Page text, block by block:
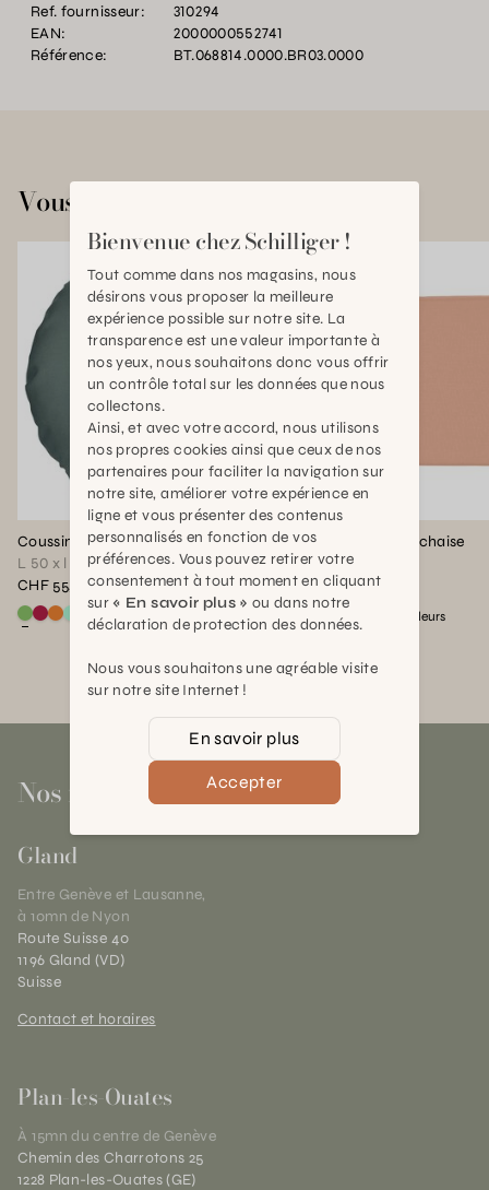
Ref. fournisseur:
310294
EAN:
2000000552741
Référence:
BT.068814.0000.BR03.0000
Vous aimerez aussi
Coussin Color Mix Rond
L 50 x l 50 x Diam : 50
CHF 55,00
Voir ce produit en couleur : Vert safari
Voir ce produit en couleur : Lie de vin
Voir ce produit en couleur : Abricot
Voir ce produit en couleur : Mint
couleurs
Coussin Outdoor chaise
L 41 x l 38cm
CHF 55,00
Voir ce produit en couleur
Voir ce produit en
Voir ce produit en
Voir ce produit en
couleurs
Nos magasins
Gland
Entre Genève et Lausanne,
à 10mn de Nyon
Route Suisse 40
1196 Gland (VD)
Suisse
Contact et horaires
Plan-les-Ouates
À 15mn du centre de Genève
Chemin des Charrotons 25
1228 Plan-les-Ouates (GE)
Bienvenue chez Schilliger !
Tout comme dans nos magasins, nous
désirons vous proposer la meilleure
expérience possible sur notre site. La
transparence est une valeur importante à
nos yeux, nous souhaitons donc vous offrir
un contrôle total sur les données que nous
collectons.
Ainsi, et avec votre accord, nous utilisons
nos propres cookies ainsi que ceux de nos
partenaires pour faciliter la navigation sur
notre site, améliorer votre expérience en
ligne et vous présenter des contenus
personnalisés en fonction de vos
préférences. Vous pouvez retirer votre
consentement à tout moment en cliquant
sur « En savoir plus » ou dans notre
déclaration de protection des données.
Nous vous souhaitons une agréable visite
sur notre site Internet !
En savoir plus
Accepter